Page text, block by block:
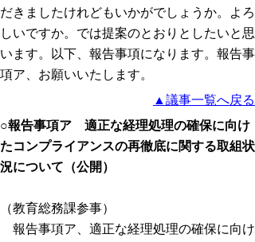
だきましたけれどもいかがでしょうか。よろ
しいですか。では提案のとおりとしたいと思
います。以下、報告事項になります。報告事
項ア、お願いいたします。
▲議事一覧へ戻る
○報告事項ア 適正な経理処理の確保に向け
たコンプライアンスの再徹底に関する取組状
況について（公開）
（教育総務課参事）
報告事項ア、適正な経理処理の確保に向け